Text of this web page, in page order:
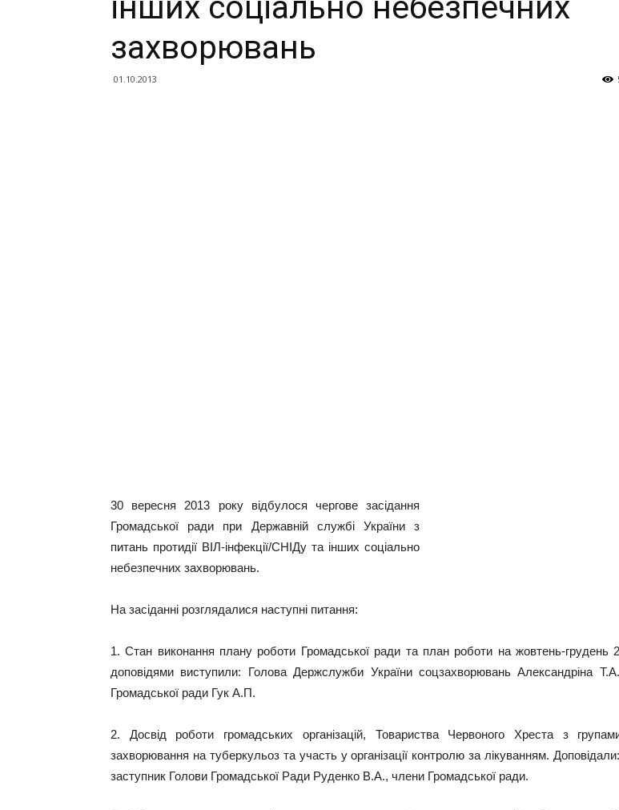
захворювань
01.10.2013
30 вересня 2013 року відбулося чергове засідання
Громадської ради при Державній службі України з
питань протидії ВІЛ-інфекції/СНІДу та інших соціально
небезпечних захворювань.
На засіданні розглядалися наступні питання:
1. Стан виконання плану роботи Громадської ради та план роботи на жовтень-грудень
доповідями виступили: Голова Держслужби України соцзахворювань Александріна
Громадської ради Гук А.П.
2. Досвід роботи громадських організацій, Товариства Червоного Хреста з
захворювання на туберкульоз та участь у організації контролю за лікуванням.
заступник Голови Громадської Ради Руденко В.А., члени Громадської ради.